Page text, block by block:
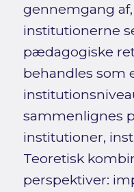
gennemgang
institutionerne
pædagogiske
behandles som
sammenlignes
institutioner,
Teoretisk
perspektiver: